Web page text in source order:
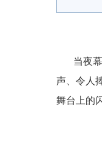
当夜
声、令人
舞台上的